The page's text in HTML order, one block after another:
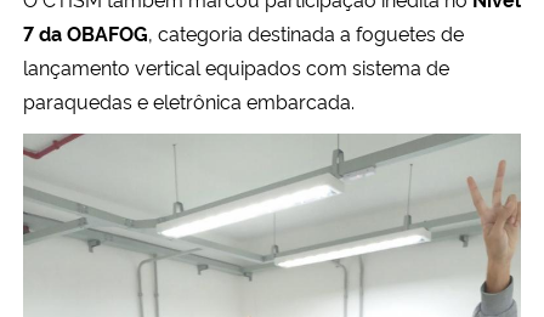
7 da OBAFOG, categoria destinada a foguetes de
lançamento vertical equipados com sistema de
paraquedas e eletrônica embarcada.